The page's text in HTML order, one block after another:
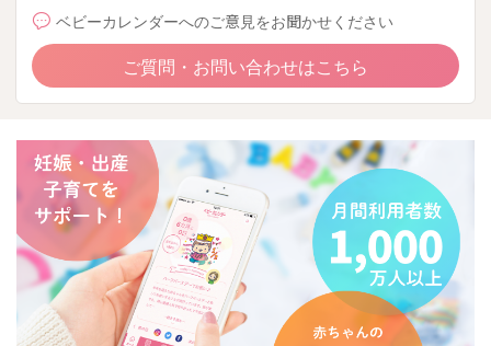
ベビーカレンダーへのご意見をお聞かせください
ご質問・お問い合わせはこちら